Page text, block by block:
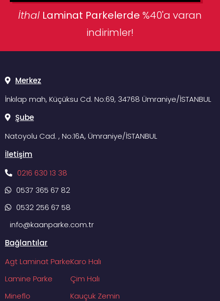
İthal Laminat Parkelerde %40'a varan
indirimler!
Merkez
İnkılap mah, Küçüksu Cd. No:69, 34768 Ümraniye/İSTANBUL
Şube
Natoyolu Cad. , No:16A, Ümraniye/İSTANBUL
İletişim
0216 630 13 38
0537 365 67 82
0532 256 67 58
info@kaanparke.com.tr
Bağlantılar
Agt Laminat Parke
Lamine Parke
Mineflo
Karo Halı
Çim Halı
Kauçuk Zemin